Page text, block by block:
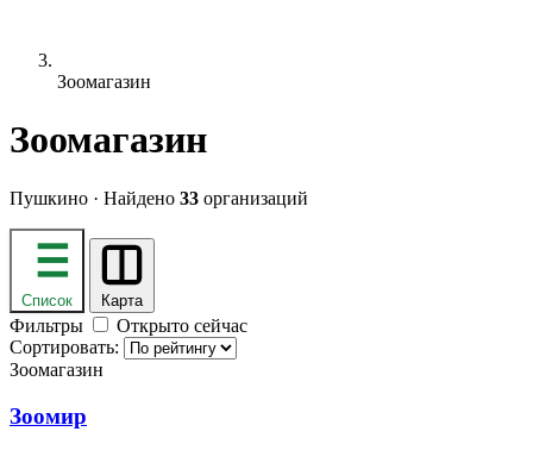
Зоомагазин
Зоомагазин
Пушкино · Найдено 33 организаций
Список Карта
Фильтры
Открыто сейчас
Сортировать:
Зоомагазин
Зоомир